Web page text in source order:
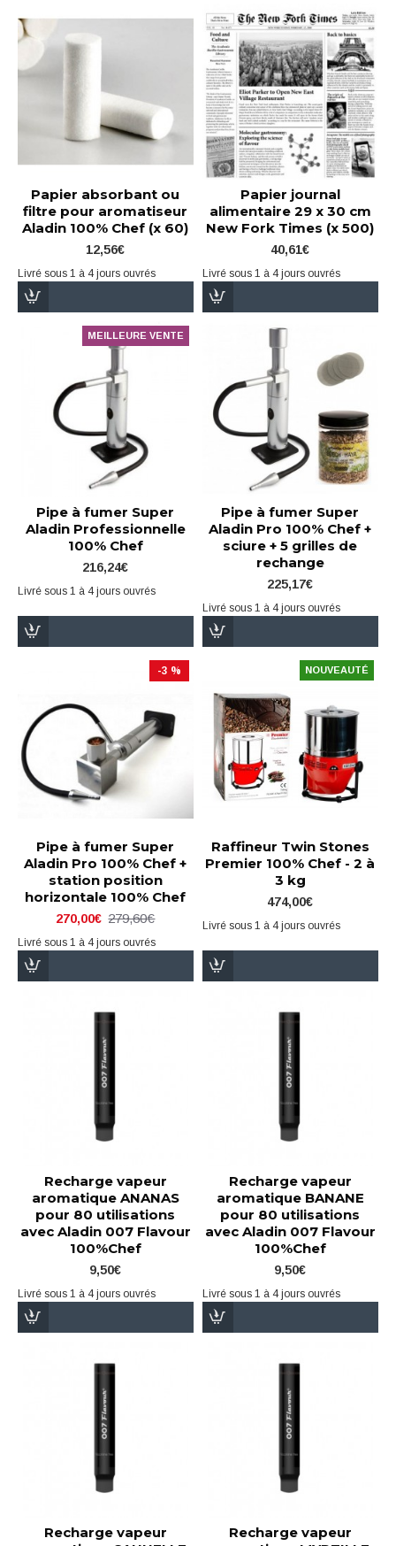
Papier absorbant ou
filtre pour aromatiseur
Aladin 100% Chef (x 60)
12,56€
Livré sous 1 à 4 jours ouvrés
Papier journal
alimentaire 29 x 30 cm
New Fork Times (x 500)
40,61€
Livré sous 1 à 4 jours ouvrés
MEILLEURE VENTE
Pipe à fumer Super
Aladin Professionnelle
100% Chef
216,24€
Livré sous 1 à 4 jours ouvrés
Pipe à fumer Super
Aladin Pro 100% Chef +
sciure + 5 grilles de
rechange
225,17€
Livré sous 1 à 4 jours ouvrés
-3 %
Pipe à fumer Super
Aladin Pro 100% Chef +
station position
horizontale 100% Chef
270,00€ 279,60€
Livré sous 1 à 4 jours ouvrés
NOUVEAUTÉ
Raffineur Twin Stones
Premier 100% Chef - 2 à
3 kg
474,00€
Livré sous 1 à 4 jours ouvrés
Recharge vapeur
aromatique ANANAS
pour 80 utilisations
avec Aladin 007 Flavour
100%Chef
9,50€
Livré sous 1 à 4 jours ouvrés
Recharge vapeur
aromatique BANANE
pour 80 utilisations
avec Aladin 007 Flavour
100%Chef
9,50€
Livré sous 1 à 4 jours ouvrés
Recharge vapeur
Recharge vapeur